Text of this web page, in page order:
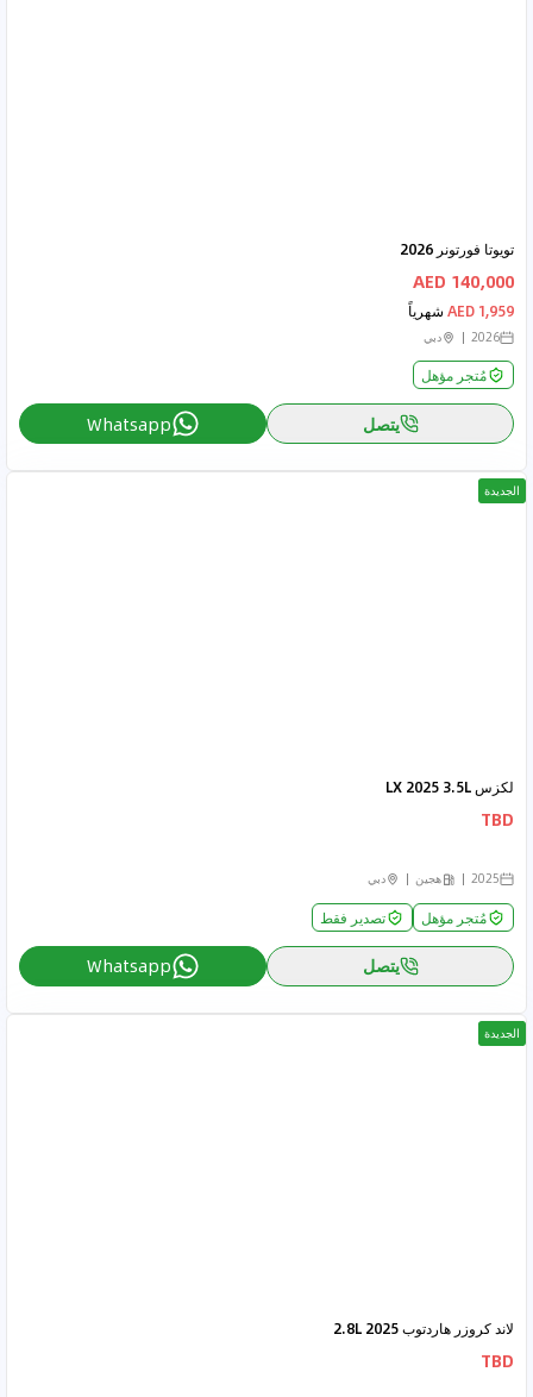
تويوتا فورتونر 2026
140,000 AED
1,959 AED شهرياً
2026 دبي
مُتجر مؤهل
يتصل Whatsapp
الجديدة
لكزس LX 2025 3.5L
TBD
2025 هجين دبي
مُتجر مؤهل تصدير فقط
يتصل Whatsapp
الجديدة
لاند كروزر هاردتوب 2025 2.8L
TBD